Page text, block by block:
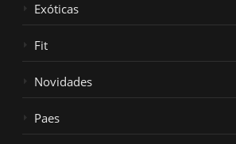
Exóticas
Fit
Novidades
Paes